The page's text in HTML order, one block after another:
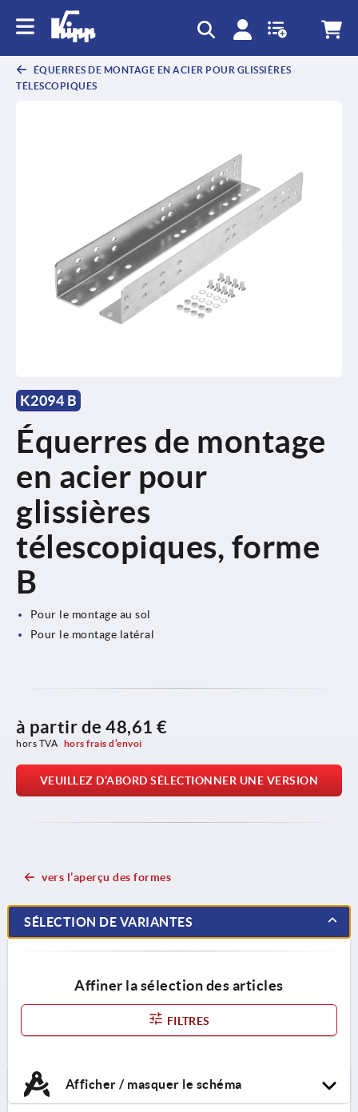
ÉQUERRES DE MONTAGE EN ACIER POUR GLISSIÈRES
TÉLESCOPIQUES
K2094 B
Équerres de montage
en acier pour
glissières
télescopiques, forme
B
Pour le montage au sol
Pour le montage latéral
à partir de 48,61 €
hors TVA hors frais d’envoi
VEUILLEZ D’ABORD SÉLECTIONNER UNE VERSION
vers l’aperçu des formes
SÉLECTION DE VARIANTES
Affiner la sélection des articles
FILTRES
Afficher / masquer le schéma